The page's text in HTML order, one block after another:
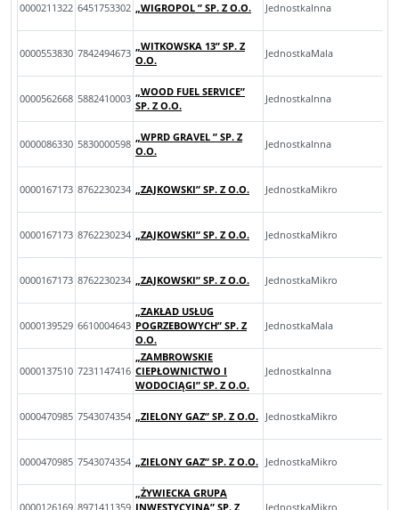
0000211322 6451753302 „WIGROPOL ” SP. Z O.O. JednostkaInna
0000553830 7842494673
„WITKOWSKA 13” SP. Z
O.O.
JednostkaMala
0000562668 5882410003
„WOOD FUEL SERVICE”
SP. Z O.O.
JednostkaInna
0000086330 5830000598
„WPRD GRAVEL ” SP. Z
O.O.
JednostkaInna
0000167173 8762230234 „ZAJKOWSKI” SP. Z O.O. JednostkaMikro
0000167173 8762230234 „ZAJKOWSKI” SP. Z O.O. JednostkaMikro
0000167173 8762230234 „ZAJKOWSKI” SP. Z O.O. JednostkaMikro
0000139529 6610004643
„ZAKŁAD USŁUG
POGRZEBOWYCH” SP. Z
O.O.
JednostkaMala
0000137510 7231147416
„ZAMBROWSKIE
CIEPŁOWNICTWO I
WODOCIĄGI” SP. Z O.O.
JednostkaInna
0000470985 7543074354 „ZIELONY GAZ” SP. Z O.O. JednostkaMikro
0000470985 7543074354 „ZIELONY GAZ” SP. Z O.O. JednostkaMikro
0000126169 8971411359
„ŻYWIECKA GRUPA
INWESTYCYJNA” SP. Z
JednostkaMikro